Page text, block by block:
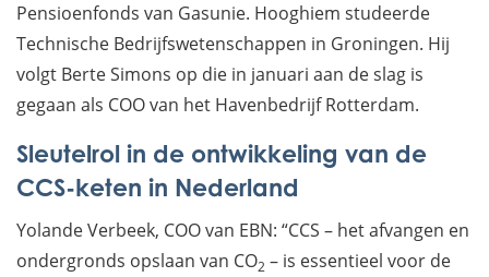
Pensioenfonds van Gasunie. Hooghiem studeerde
Technische Bedrijfswetenschappen in Groningen. Hij
volgt Berte Simons op die in januari aan de slag is
gegaan als COO van het Havenbedrijf Rotterdam.
Sleutelrol in de ontwikkeling van de
CCS-keten in Nederland
Yolande Verbeek, COO van EBN: “CCS – het afvangen en
ondergronds opslaan van CO2 – is essentieel voor de